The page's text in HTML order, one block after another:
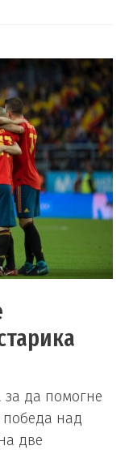
да помогне
победа над
две